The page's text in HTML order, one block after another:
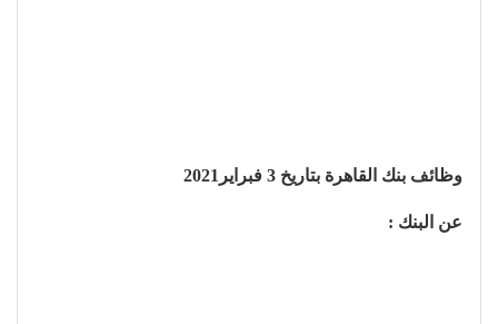
وظائف بنك القاهرة بتاريخ 3 فبراير2021
عن البنك :